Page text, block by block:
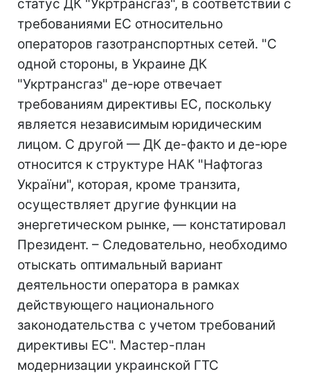
статус ДК "Укртрансгаз", в соответствии с
требованиями ЕС относительно
операторов газотранспортных сетей. "С
одной стороны, в Украине ДК
"Укртрансгаз" де-юре отвечает
требованиям директивы ЕС, поскольку
является независимым юридическим
лицом. С другой — ДК де-факто и де-юре
относится к структуре НАК "Нафтогаз
України", которая, кроме транзита,
осуществляет другие функции на
энергетическом рынке, — констатировал
Президент. – Следовательно, необходимо
отыскать оптимальный вариант
деятельности оператора в рамках
действующего национального
законодательства с учетом требований
директивы ЕС". Мастер-план
модернизации украинской ГТС